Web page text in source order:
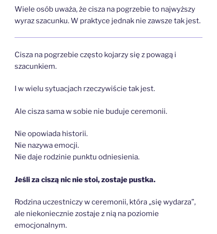
Wiele osób uważa, że cisza na pogrzebie to najwyższy
wyraz szacunku. W praktyce jednak nie zawsze tak jest.
Cisza na pogrzebie często kojarzy się z powagą i
szacunkiem.
I w wielu sytuacjach rzeczywiście tak jest.
Ale cisza sama w sobie nie buduje ceremonii.
Nie opowiada historii.
Nie nazywa emocji.
Nie daje rodzinie punktu odniesienia.
Jeśli za ciszą nic nie stoi, zostaje pustka.
Rodzina uczestniczy w ceremonii, która „się wydarza”,
ale niekoniecznie zostaje z nią na poziomie
emocjonalnym.